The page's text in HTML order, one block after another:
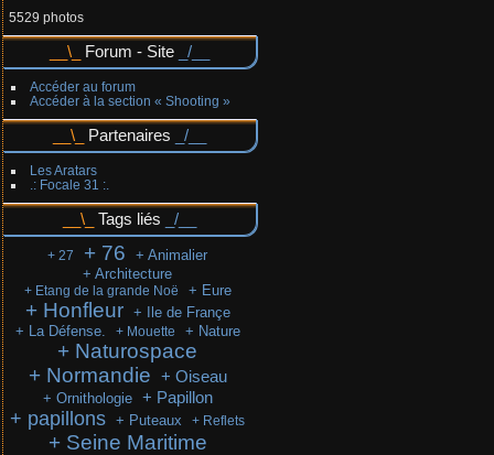
5529 photos
Forum - Site
Accéder au forum
Accéder à la section « Shooting »
Partenaires
Les Aratars
.: Focale 31 :.
Tags liés
+ 27 + 76
+ Animalier
+ Architecture
+ Etang de la grande Noë + Eure
+ Honfleur
+ Ile de Françe
+ La Défense.
+ Mouette + Nature
+ Naturospace
+ Normandie + Oiseau
+ Ornithologie + Papillon
+ papillons + Puteaux + Reflets
+ Seine Maritime